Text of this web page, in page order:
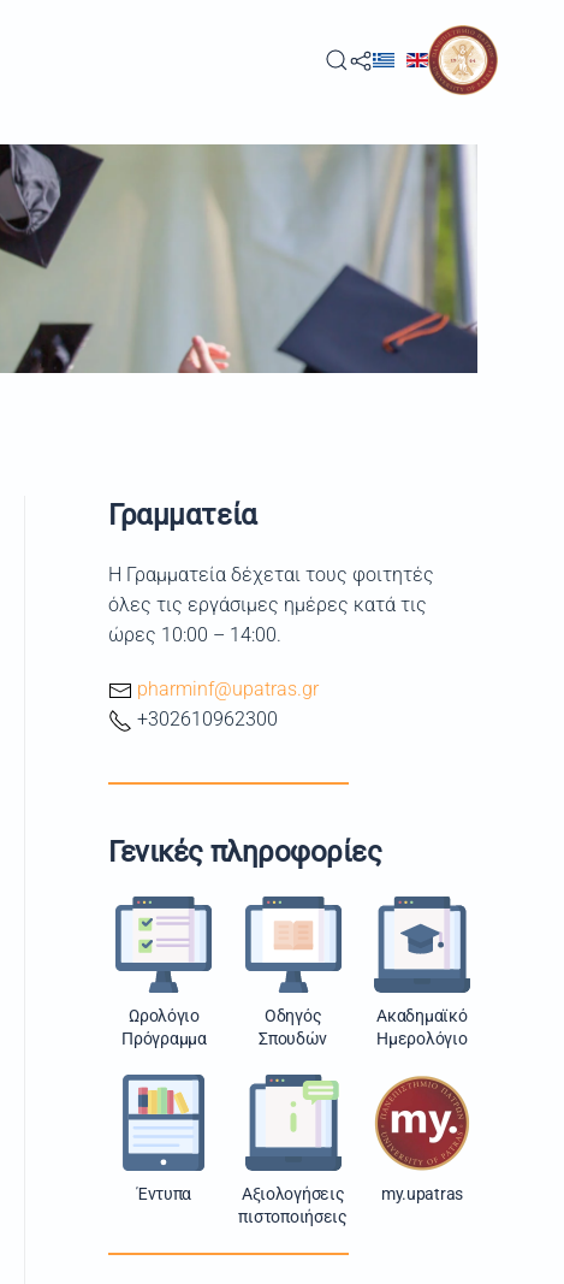
Γραμματεία
Η Γραμματεία δέχεται τους φοιτητές
όλες τις εργάσιμες ημέρες κατά τις
ώρες 10:00 – 14:00.
pharminf@upatras.gr
+302610962300
Γενικές πληροφορίες
Ωρολόγιο
Πρόγραμμα
Οδηγός
Σπουδών
Ακαδημαϊκό
Ημερολόγιο
Έντυπα
Αξιολογήσεις
πιστοποιήσεις
my.upatras